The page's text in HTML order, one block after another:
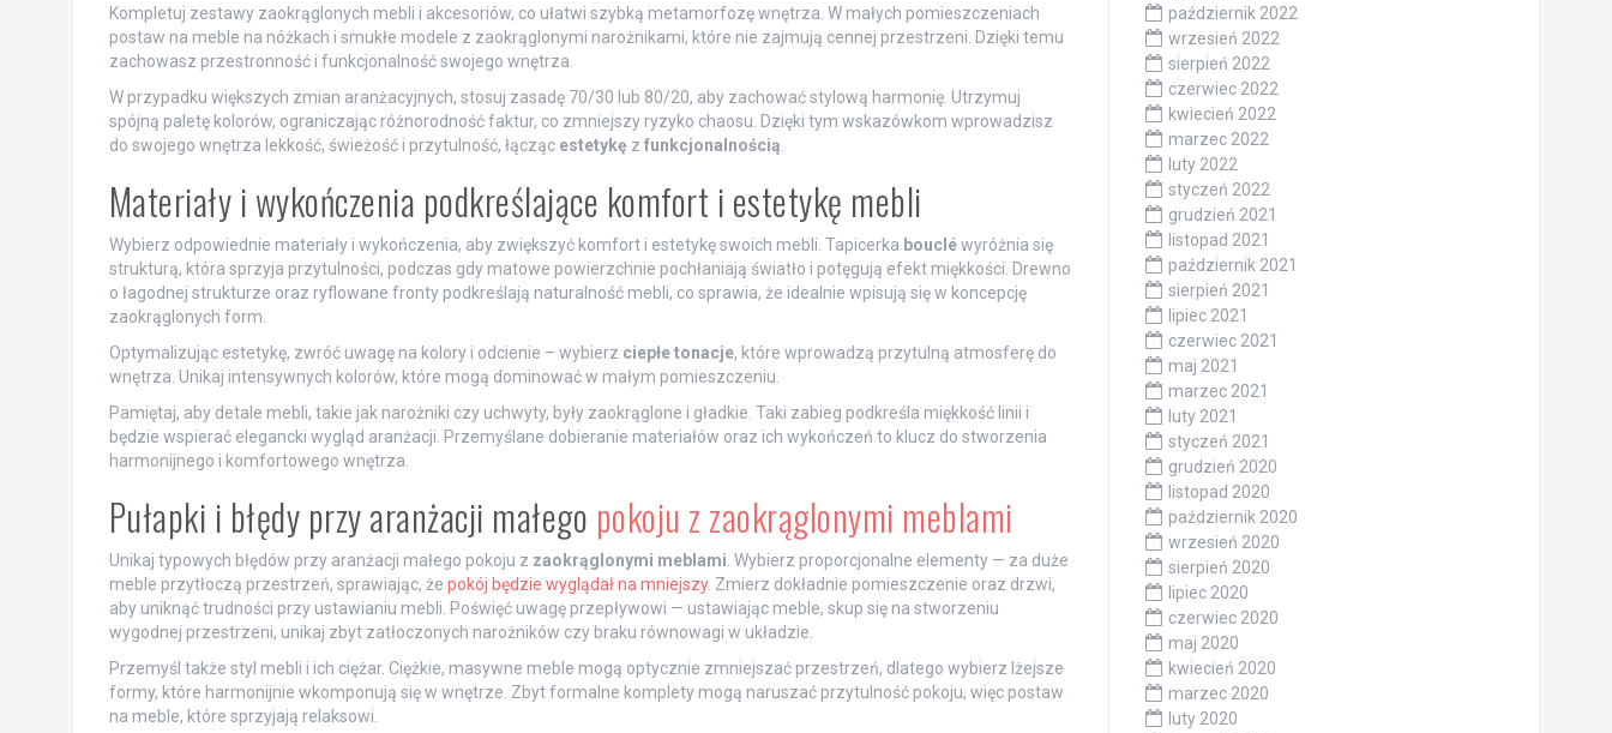
Kompletuj zestawy zaokrąglonych mebli i akcesoriów, co ułatwi szybką metamorfozę wnętrza. W małych pomieszczeniach
postaw na meble na nóżkach i smukłe modele z zaokrąglonymi narożnikami, które nie zajmują cennej przestrzeni. Dzięki temu
zachowasz przestronność i funkcjonalność swojego wnętrza.
W przypadku większych zmian aranżacyjnych, stosuj zasadę 70/30 lub 80/20, aby zachować stylową harmonię. Utrzymuj
spójną paletę kolorów, ograniczając różnorodność faktur, co zmniejszy ryzyko chaosu. Dzięki tym wskazówkom wprowadzisz
do swojego wnętrza lekkość, świeżość i przytulność, łącząc estetykę z funkcjonalnością.
Materiały i wykończenia podkreślające komfort i estetykę mebli
Wybierz odpowiednie materiały i wykończenia, aby zwiększyć komfort i estetykę swoich mebli. Tapicerka boucléwyróżnia się
strukturą, która sprzyja przytulności, podczas gdy matowe powierzchnie pochłaniają światło i potęgują efekt miękkości. Drewno
o łagodnej strukturze oraz ryflowane fronty podkreślają naturalność mebli, co sprawia, że idealnie wpisują się w koncepcję
zaokrąglonych form.
Optymalizując estetykę, zwróć uwagę na kolory i odcienie – wybierz ciepłe tonacje, które wprowadzą przytulną atmosferę do
wnętrza. Unikaj intensywnych kolorów, które mogą dominować w małym pomieszczeniu.
Pamiętaj, aby detale mebli, takie jak narożniki czy uchwyty, były zaokrąglone i gładkie. Taki zabieg podkreśla miękkość linii i
będzie wspierać elegancki wygląd aranżacji. Przemyślane dobieranie materiałów oraz ich wykończeń to klucz do stworzenia
harmonijnego i komfortowego wnętrza.
Pułapki i błędy przy aranżacji małego pokoju z zaokrąglonymi meblami
Unikaj typowych błędów przy aranżacji małego pokoju z zaokrąglonymi meblami. Wybierz proporcjonalne elementy — za duże
meble przytłoczą przestrzeń, sprawiając, że pokój będzie wyglądał na mniejszy. Zmierz dokładnie pomieszczenie oraz drzwi,
aby uniknąć trudności przy ustawianiu mebli. Poświęć uwagę przepływowi — ustawiając meble, skup się na stworzeniu
wygodnej przestrzeni, unikaj zbyt zatłoczonych narożników czy braku równowagi w układzie.
Przemyśl także styl mebli i ich ciężar. Ciężkie, masywne meble mogą optycznie zmniejszać przestrzeń, dlatego wybierz lżejsze
formy, które harmonijnie wkomponują się w wnętrze. Zbyt formalne komplety mogą naruszać przytulność pokoju, więc postaw
na meble, które sprzyjają relaksowi.
październik 2022
wrzesień 2022
sierpień 2022
czerwiec 2022
kwiecień 2022
marzec 2022
luty 2022
styczeń 2022
grudzień 2021
listopad 2021
październik 2021
sierpień 2021
lipiec 2021
czerwiec 2021
maj 2021
marzec 2021
luty 2021
styczeń 2021
grudzień 2020
listopad 2020
październik 2020
wrzesień 2020
sierpień 2020
lipiec 2020
czerwiec 2020
maj 2020
kwiecień 2020
marzec 2020
luty 2020